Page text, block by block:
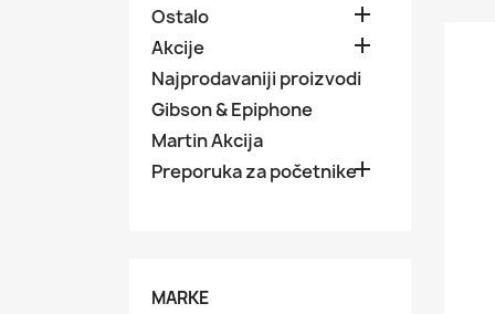
Ostalo 
Akcije 
Najprodavaniji proizvodi
Gibson & Epiphone
Martin Akcija
Preporuka za početnike
MARKE